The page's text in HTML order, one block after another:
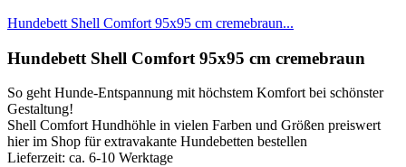
Hundebett Shell Comfort 95x95 cm cremebraun...
Hundebett Shell Comfort 95x95 cm cremebraun
So geht Hunde-Entspannung mit höchstem Komfort bei schönster
Gestaltung!
Shell Comfort Hundhöhle in vielen Farben und Größen preiswert
hier im Shop für extravakante Hundebetten bestellen
Lieferzeit: ca. 6-10 Werktage